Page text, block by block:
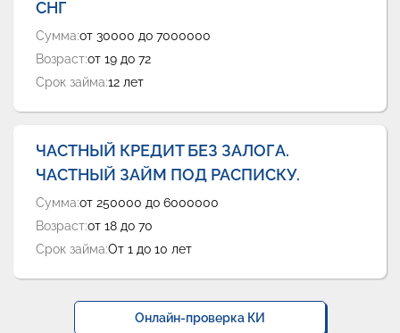
СНГ
Сумма:от 30000 до 7000000
Возраст:от 19 до 72
Срок займа:12 лет
ЧАСТНЫЙ КРЕДИТ БЕЗ ЗАЛОГА.
ЧАСТНЫЙ ЗАЙМ ПОД РАСПИСКУ.
Сумма:от 250000 до 6000000
Возраст:от 18 до 70
Срок займа:От 1 до 10 лет
Онлайн-проверка КИ